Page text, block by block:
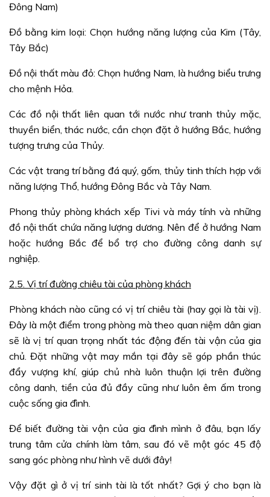
Đông Nam)
Đồ bằng kim loại: Chọn hướng năng lượng của Kim (Tây,
Tây Bắc)
Đồ nội thất màu đỏ: Chọn hướng Nam, là hướng biểu trưng
cho mệnh Hỏa.
Các đồ nội thất liên quan tới nước như tranh thủy mặc,
thuyền biển, thác nước, cần chọn đặt ở hướng Bắc, hướng
tượng trưng của Thủy.
Các vật trang trí bằng đá quý, gốm, thủy tinh thích hợp với
năng lượng Thổ, hướng Đông Bắc và Tây Nam.
Phong thủy phòng khách xếp Tivi và máy tính và những
đồ nội thất chứa năng lượng dương. Nên để ở hướng Nam
hoặc hướng Bắc để bổ trợ cho đường công danh sự
nghiệp.
2.5. Vị trí đường chiêu tài của phòng khách
Phòng khách nào cũng có vị trí chiêu tài (hay gọi là tài vị).
Đây là một điểm trong phòng mà theo quan niệm dân gian
sẽ là vị trí quan trọng nhất tác động đến tài vận của gia
chủ. Đặt những vật may mắn tại đây sẽ góp phần thúc
đẩy vượng khí, giúp chủ nhà luôn thuận lợi trên đường
công danh, tiền của đủ đầy cũng như luôn êm ấm trong
cuộc sống gia đình.
Để biết đường tài vận của gia đình mình ở đâu, bạn lấy
trung tâm cửa chính làm tâm, sau đó vẽ một góc 45 độ
sang góc phòng như hình vẽ dưới đây!
Vậy đặt gì ở vị trí sinh tài là tốt nhất? Gợi ý cho bạn là